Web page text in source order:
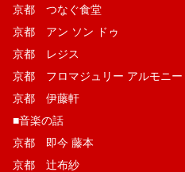
京都 つなぐ食堂
京都 アン ソン ドゥ
京都 レジス
京都 フロマジュリー アルモニー
京都 伊藤軒
■音楽の話
京都 即今 藤本
京都 辻布紗